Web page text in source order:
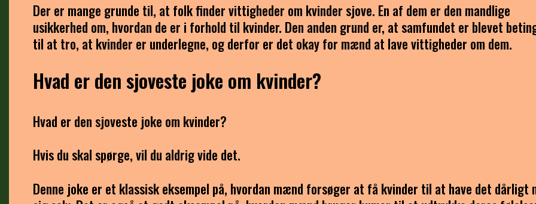
Der er mange grunde til, at folk finder vittigheder om kvinder sjove. En af dem er den mandlige
usikkerhed om, hvordan de er i forhold til kvinder. Den anden grund er, at samfundet er blevet
til at tro, at kvinder er underlegne, og derfor er det okay for mænd at lave vittigheder om dem.
Hvad er den sjoveste joke om kvinder?
Hvad er den sjoveste joke om kvinder?
Hvis du skal spørge, vil du aldrig vide det.
Denne joke er et klassisk eksempel på, hvordan mænd forsøger at få kvinder til at have det dårligt